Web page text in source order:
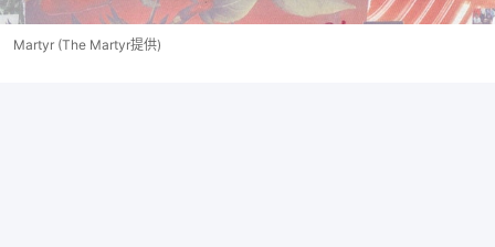
Martyr (The Martyr提供)